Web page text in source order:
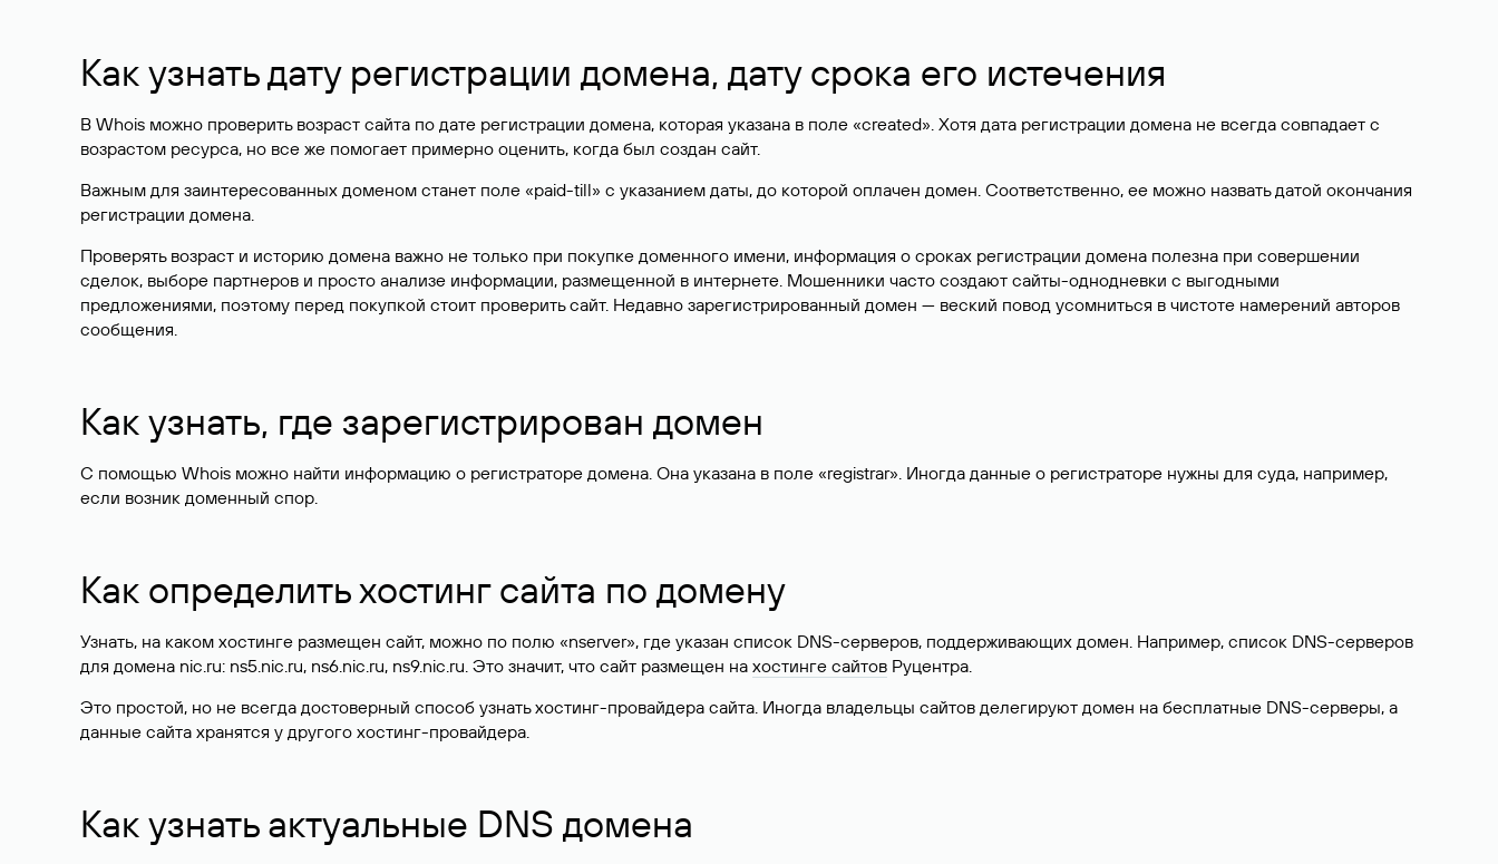
Как узнать дату регистрации домена, дату срока его истечения
В Whois можно проверить возраст сайта по дате регистрации домена, которая указана в поле «created». Хотя дата регистрации домена не всегда совпадает с
возрастом ресурса, но все же помогает примерно оценить, когда был создан сайт.
Важным для заинтересованных доменом станет поле «paid-till» с указанием даты, до которой оплачен домен. Соответственно, ее можно назвать датой окончания
регистрации домена.
Проверять возраст и историю домена важно не только при покупке доменного имени, информация о сроках регистрации домена полезна при совершении
сделок, выборе партнеров и просто анализе информации, размещенной в интернете. Мошенники часто создают сайты-однодневки с выгодными
предложениями, поэтому перед покупкой стоит проверить сайт. Недавно зарегистрированный домен — веский повод усомниться в чистоте намерений авторов
сообщения.
Как узнать, где зарегистрирован домен
С помощью Whois можно найти информацию о регистраторе домена. Она указана в поле «registrar». Иногда данные о регистраторе нужны для суда, например,
если возник доменный спор.
Как определить хостинг сайта по домену
Узнать, на каком хостинге размещен сайт, можно по полю «nserver», где указан список DNS-серверов, поддерживающих домен. Например, список DNS-серверов
для домена nic.ru: ns5.nic.ru, ns6.nic.ru, ns9.nic.ru. Это значит, что сайт размещен на хостинге сайтов Руцентра.
Это простой, но не всегда достоверный способ узнать хостинг-провайдера сайта. Иногда владельцы сайтов делегируют домен на бесплатные DNS-серверы, а
данные сайта хранятся у другого хостинг-провайдера.
Как узнать актуальные DNS домена